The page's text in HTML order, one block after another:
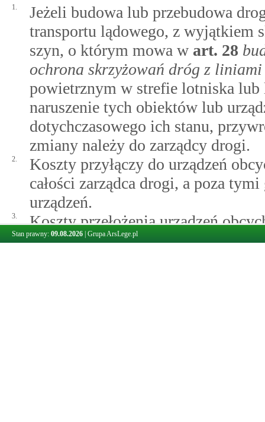
1.
Jeżeli budowa lub przebudowa
transportu lądowego, z wyjątkiem
szyn, o którym mowa w art. 28
ochrona skrzyżowań dróg z
powietrznym w strefie lotniska
naruszenie tych obiektów lub
dotychczasowego ich stanu,
zmiany należy do zarządcy drogi.
2.
Koszty przyłączy do urządzeń
całości zarządca drogi, a poza
urządzeń.
3.
Koszty przełożenia urządzeń
naruszenia lub konieczności zmian
Stan prawny: 09.08.2026 Grupa ArsLege.pl